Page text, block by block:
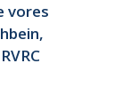
vores